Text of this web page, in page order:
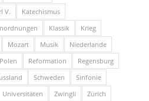
V.
Katechismus
Klassik
Krieg
Mozart Musik
Niederlande
Polen Reformation
Regensburg
Schweden
Sinfonie
Universitäten Zwingli
Zürich